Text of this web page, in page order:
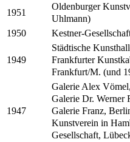
1951
Oldenburger
Uhlmann)
1950 Kestner-
1949
Städtische
Frankfurter
Frankfurt/M. (und
1947
Galerie Alex
Galerie Dr. Werner
Galerie Franz,
Kunstverein in
Gesellschaft,